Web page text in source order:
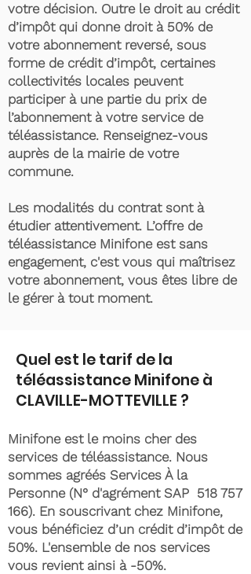
votre décision. Outre le droit au crédit
d’impôt qui donne droit à 50% de
votre abonnement reversé, sous
forme de crédit d’impôt, certaines
collectivités locales peuvent
participer à une partie du prix de
l’abonnement à votre service de
téléassistance. Renseignez-vous
auprès de la mairie de votre
commune.
Les modalités du contrat sont à
étudier attentivement. L’offre de
téléassistance Minifone est sans
engagement, c'est vous qui maîtrisez
votre abonnement, vous êtes libre de
le gérer à tout moment.
Quel est le tarif de la
téléassistance Minifone à
CLAVILLE-MOTTEVILLE ?
Minifone est le moins cher des
services de téléassistance. Nous
sommes agréés Services À la
Personne (N° d'agrément SAP 518 757
166). En souscrivant chez Minifone,
vous bénéficiez d’un crédit d’impôt de
50%. L'ensemble de nos services
vous revient ainsi à -50%.